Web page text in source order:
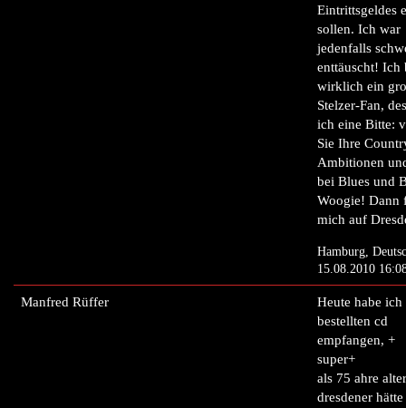
Eintrittsgeldes
sollen. Ich war
jedenfalls
enttäuscht! Ich
wirklich ein
Stelzer-Fan,
ich eine Bitte:
Sie Ihre
Ambitionen
bei Blues und
Woogie! Dann
mich auf
Hamburg,
15.08.2010
Manfred Rüffer
Heute habe ich
bestellten cd
empfangen, +
super+
als 75 ahre alter
dresdener